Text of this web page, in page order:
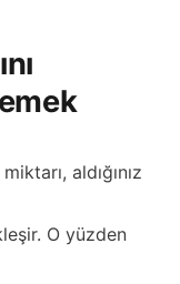
aldığınız
O yüzden